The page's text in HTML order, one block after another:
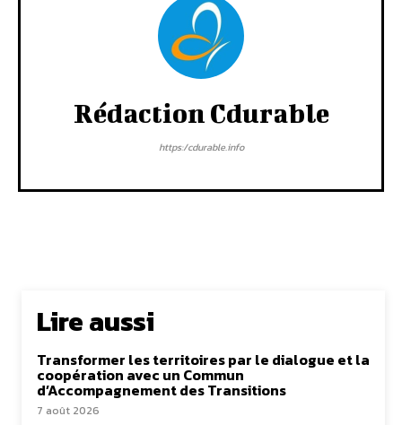
Rédaction Cdurable
https:/cdurable.info
Lire aussi
Transformer les territoires par le dialogue et la
coopération avec un Commun
d’Accompagnement des Transitions
7 août 2026